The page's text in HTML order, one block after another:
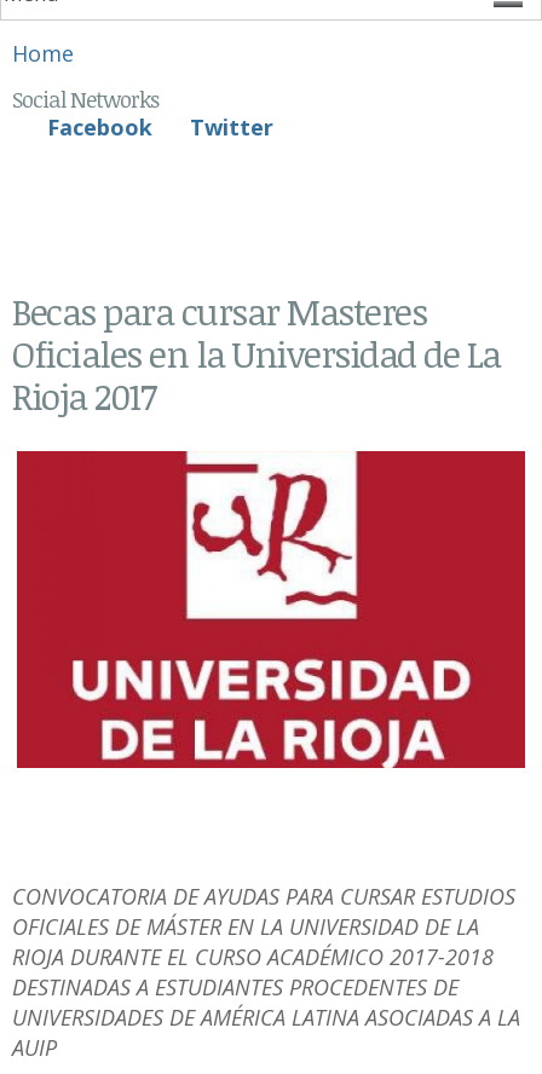
You are here
Home
Social Networks
Facebook
Twitter
Becas para cursar Masteres
Oficiales en la Universidad de La
Rioja 2017
CONVOCATORIA DE AYUDAS PARA CURSAR ESTUDIOS
OFICIALES DE MÁSTER EN LA UNIVERSIDAD DE LA
RIOJA DURANTE EL CURSO ACADÉMICO 2017-2018
DESTINADAS A ESTUDIANTES PROCEDENTES DE
UNIVERSIDADES DE AMÉRICA LATINA ASOCIADAS A LA
AUIP